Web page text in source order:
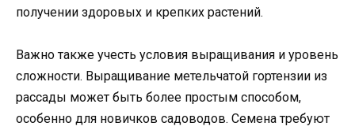
получении здоровых и крепких растений.
Важно также учесть условия выращивания и уровень
сложности. Выращивание метельчатой гортензии из
рассады может быть более простым способом,
особенно для новичков садоводов. Семена требуют